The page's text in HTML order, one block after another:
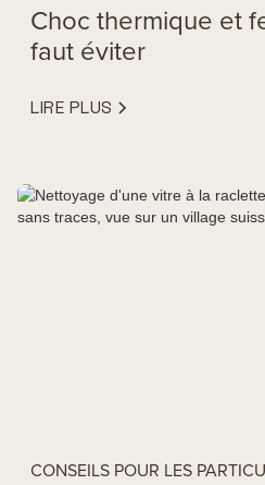
Choc thermique et
faut éviter
LIRE PLUS
CONSEILS POUR LES